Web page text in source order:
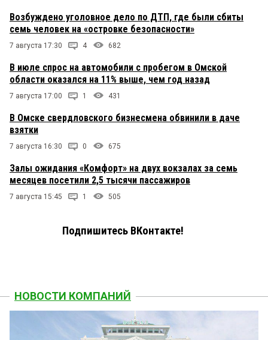
Возбуждено уголовное дело по ДТП, где были сбиты
семь человек на «островке безопасности»
7 августа 17:30 4 682
В июле спрос на автомобили с пробегом в Омской
области оказался на 11% выше, чем год назад
7 августа 17:00 1 431
В Омске свердловского бизнесмена обвинили в даче
взятки
7 августа 16:30 0 675
Залы ожидания «Комфорт» на двух вокзалах за семь
месяцев посетили 2,5 тысячи пассажиров
7 августа 15:45 1 505
Подпишитесь ВКонтакте!
НОВОСТИ КОМПАНИЙ